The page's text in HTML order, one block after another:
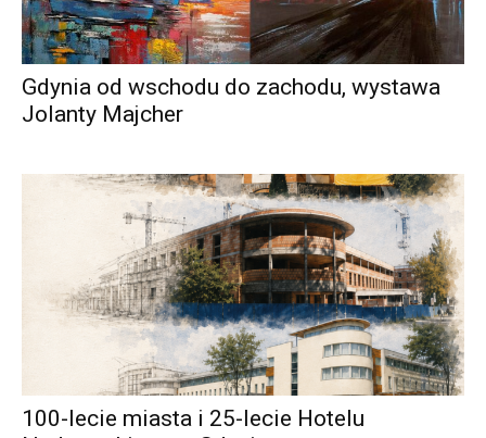
Gdynia od wschodu do zachodu, wystawa
Jolanty Majcher
100-lecie miasta i 25-lecie Hotelu